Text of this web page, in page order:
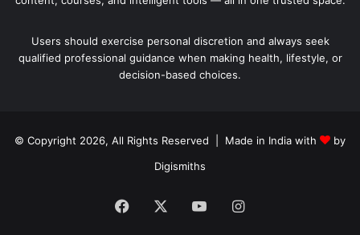
Users should exercise personal discretion and always seek
qualified professional guidance when making health, lifestyle, or
decision-based choices.
© Copyright 2026, All Rights Reserved | Made in India with
by
Digismiths
Facebook YouTubeInstagram